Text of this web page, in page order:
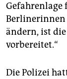
Gefahrenlage
Berlinerinnen
ändern, ist
vorbereitet.“
Die Polizei